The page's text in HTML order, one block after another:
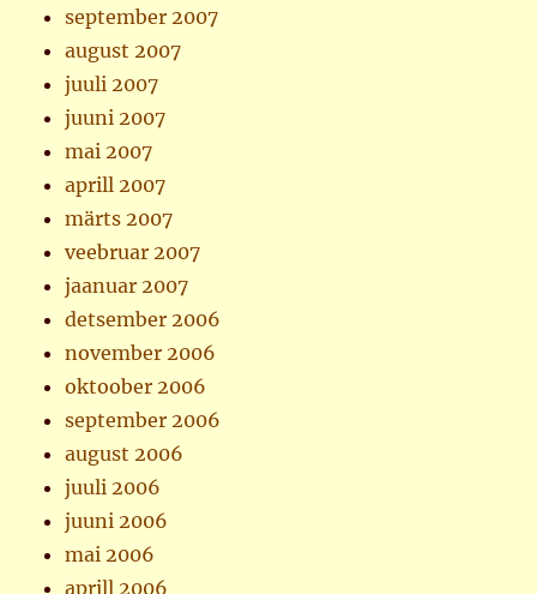
september 2007
august 2007
juuli 2007
juuni 2007
mai 2007
aprill 2007
märts 2007
veebruar 2007
jaanuar 2007
detsember 2006
november 2006
oktoober 2006
september 2006
august 2006
juuli 2006
juuni 2006
mai 2006
aprill 2006